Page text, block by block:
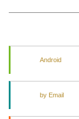
Android
by Email